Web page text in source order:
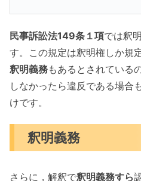
民事訴訟法149条１項では釈
す。この規定は釈明権しか規
釈明義務もあるとされている
しなかったら違反である場合
けです。
釈明義務
さらに，解釈で釈明義務すら